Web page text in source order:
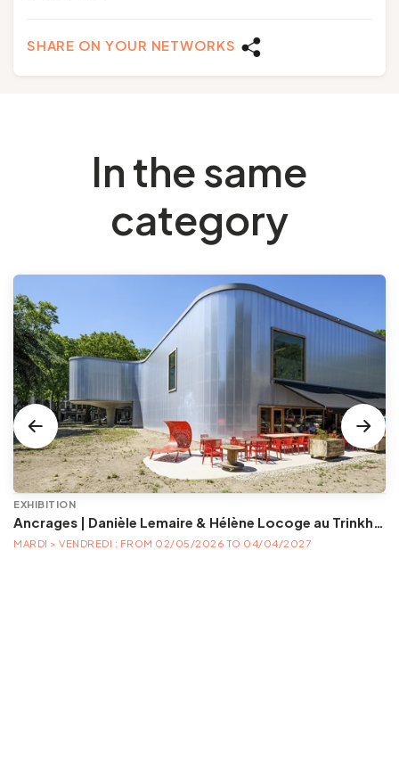
SHARE ON YOUR NETWORKS
In the same
category
EXHIBITION
Ancrages | Danièle Lemaire & Hélène Locoge au Trinkhall museum
MARDI > VENDREDI : FROM 02/05/2026 TO 04/04/2027